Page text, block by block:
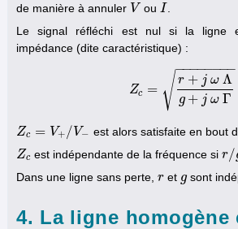
de manière à annuler V
V ou I
I
Le signal réfléchi est nul si la ligne
impédance (dite caractéristique) :
Zc =
r + j ω Λ
g + j ω Γ
− −
−−−−−−
√
Z c=r +j ω Λg+j ω Γ
Zc = V+ /V−
Zc= V+ /V−
est alors satisfaite en bout
Zc
Zc est indépendante de la fréquence sir/
r/g
Dans une ligne sans perte, r
r et g
g sont
4. La ligne homogène